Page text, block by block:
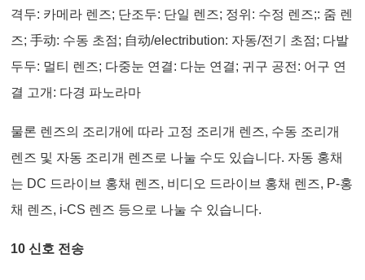
격두: 카메라 렌즈; 단조두: 단일 렌즈; 정위: 수정 렌즈;: 줌 렌
즈; 手动: 수동 초점; 自动/electribution: 자동/전기 초점; 다발
두두: 멀티 렌즈; 다중눈 연결: 다눈 연결; 귀구 공전: 어구 연
결 고개: 다경 파노라마
물론 렌즈의 조리개에 따라 고정 조리개 렌즈, 수동 조리개
렌즈 및 자동 조리개 렌즈로 나눌 수도 있습니다. 자동 홍채
는 DC 드라이브 홍채 렌즈, 비디오 드라이브 홍채 렌즈, P-홍
채 렌즈, i-CS 렌즈 등으로 나눌 수 있습니다.
10 신호 전송